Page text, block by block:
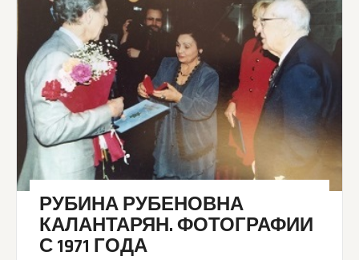
РУБИНА РУБЕНОВНА
КАЛАНТАРЯН. ФОТОГРАФИИ
С 1971 ГОДА